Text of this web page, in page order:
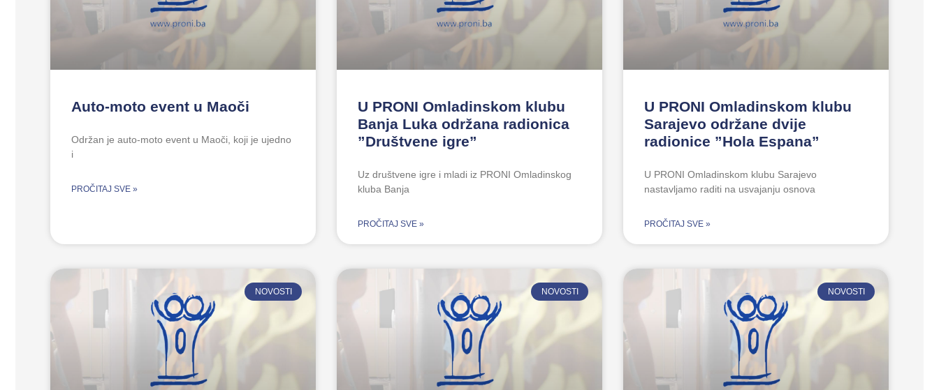
Auto-moto event u Maoči
Održan je auto-moto event u Maoči, koji je ujedno
i
PROČITAJ SVE »
U PRONI Omladinskom klubu
Banja Luka održana radionica
”Društvene igre”
Uz društvene igre i mladi iz PRONI Omladinskog
kluba Banja
PROČITAJ SVE »
U PRONI Omladinskom klubu
Sarajevo održane dvije
radionice ”Hola Espana”
U PRONI Omladinskom klubu Sarajevo
nastavljamo raditi na usvajanju osnova
PROČITAJ SVE »
NOVOSTI NOVOSTI NOVOSTI